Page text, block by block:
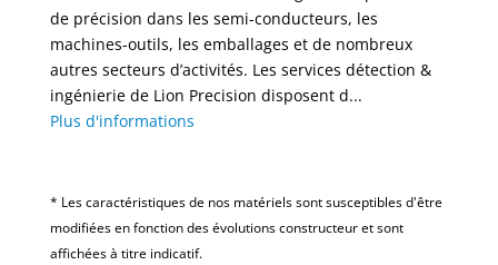
de précision dans les semi-conducteurs, les
machines-outils, les emballages et de nombreux
autres secteurs d’activités. Les services détection &
ingénierie de Lion Precision disposent d...
Plus d'informations
* Les caractéristiques de nos matériels sont susceptibles d'être
modifiées en fonction des évolutions constructeur et sont
affichées à titre indicatif.